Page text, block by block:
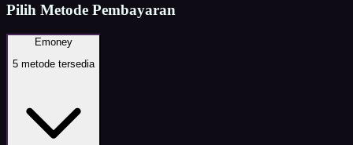
Pilih Metode Pembayaran
Emoney
5 metode tersedia